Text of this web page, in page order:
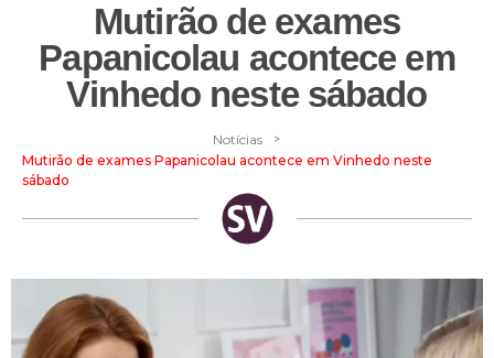
Mutirão de exames
Papanicolau acontece em
Vinhedo neste sábado
Notícias >
Mutirão de exames Papanicolau acontece em Vinhedo neste
sábado